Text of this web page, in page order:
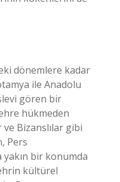
dönemlere kadar
ile Anadolu
gören bir
hükmeden
ve Bizanslılar gibi
Pers
yakın bir konumda
kültürel